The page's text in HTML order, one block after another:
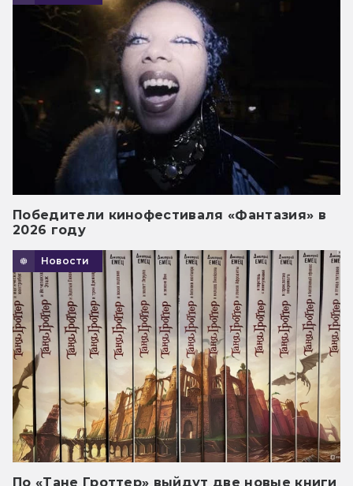
Победители кинофестиваля «Фантазия» в
2026 году
Новости
По «Тане Гроттер» выйдут две новые книги